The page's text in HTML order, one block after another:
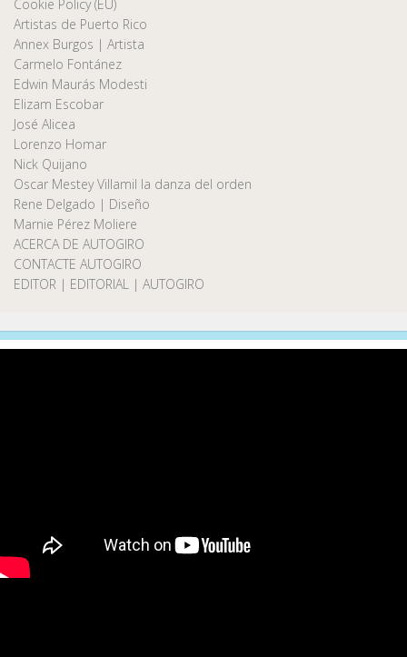
Cookie Policy (EU)
Artistas de Puerto Rico
Annex Burgos | Artista
Carmelo Fontánez
Edwin Maurás Modesti
Elizam Escobar
José Alicea
Lorenzo Homar
Nick Quijano
Oscar Mestey Villamil la danza del orden
Rene Delgado | Diseño
Marnie Pérez Moliere
ACERCA DE AUTOGIRO
CONTACTE AUTOGIRO
EDITOR | EDITORIAL | AUTOGIRO